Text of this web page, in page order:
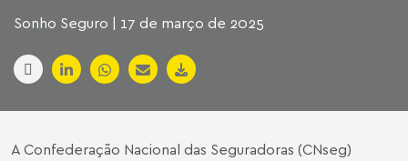
Sonho Seguro | 17 de março de 2025
A Confederação Nacional das Seguradoras (CNseg)